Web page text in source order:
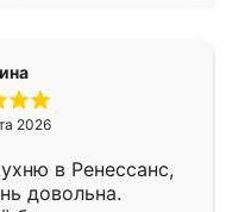
2026
в Ренессанс,
довольна.